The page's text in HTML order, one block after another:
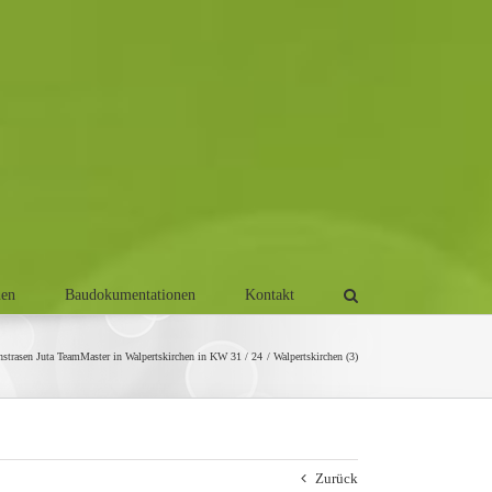
Baudokumentationen Kontakt
Juta TeamMaster in Walpertskirchen in KW 31 / 24 Walpertskirchen (3)
Zurück